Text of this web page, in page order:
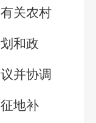
关农村
和政
并协调
地补